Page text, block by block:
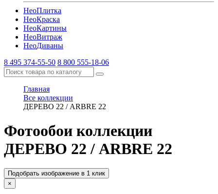
НеоПлитка
НеоКраска
НеоКартины
НеоВитраж
НеоДиваны
8 495 374-55-50 8 800 555-18-06
Главная
Все коллекции
ДЕРЕВО 22 / ARBRE 22
Фотообои коллекции
ДЕРЕВО 22 / ARBRE 22
Подобрать изображение в 1 клик
×